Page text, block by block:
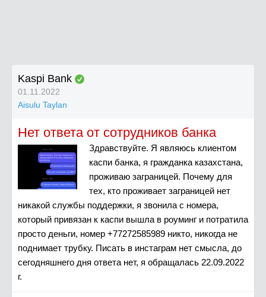
Kaspi Bank
01.11.2022
Aisulu Taylan
Нет ответа от сотрудников банка
Здравствуйте. Я являюсь клиентом
каспи банка, я гражданка казахстана,
проживаю заграницей. Почему для
тех, кто проживает заграницей нет
никакой службы поддержки, я звонила с номера,
который привязан к каспи вышла в роуминг и потратила
просто деньги, номер +77272585989 никто, никогда не
поднимает трубку. Писать в инстаграм нет смысла, до
сегодняшнего дня ответа нет, я обращалась 22.09.2022
г.